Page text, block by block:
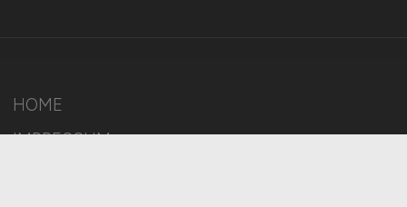
HOME
IMPRESSUM